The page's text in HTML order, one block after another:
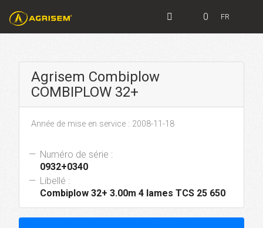
0 FR
Agrisem Combiplow
COMBIPLOW 32+
Année de mise en service : 2008-11-18
Numéro de série :
0932+0340
Libellé :
Combiplow 32+ 3.00m 4 lames TCS 25 650